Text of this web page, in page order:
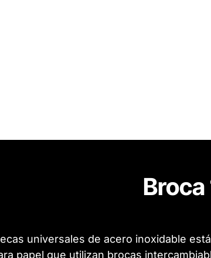
Broca
universales de acero inoxidable
papel que utilizan brocas